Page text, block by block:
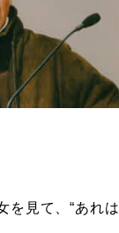
を見て、“あれは